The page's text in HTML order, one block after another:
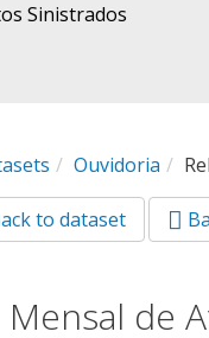
Sinistrados
Ouvidoria
to dataset
de